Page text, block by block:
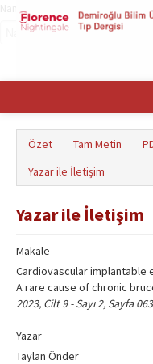
Özet Tam Metin
Yazar ile İletişim
Yazar ile İletişim
Makale
Cardiovascular
A rare cause of chronic
2023, Cilt 9 - Sayı 2, Sayfa
Yazar
Taylan Önder
Name‌